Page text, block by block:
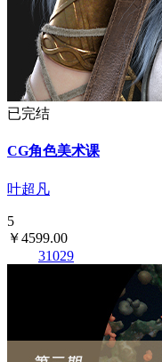
已完结
CG角色美术课
叶超凡
5
￥4599.00
31029